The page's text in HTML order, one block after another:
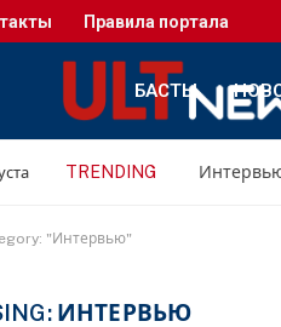
Правила портала
БАСТЫ
TRENDING
"Интервью"
ИНТЕРВЬЮ